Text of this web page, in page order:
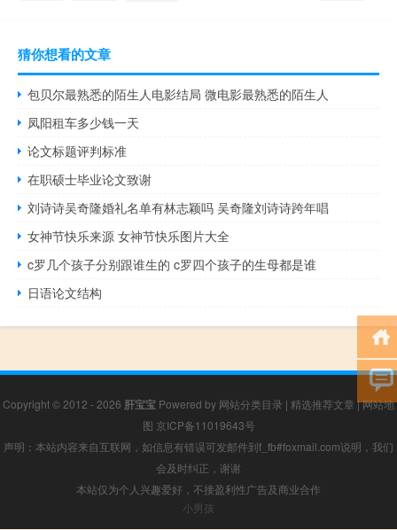
猜你想看的文章
包贝尔最熟悉的陌生人电影结局 微电影最熟悉的陌生人
凤阳租车多少钱一天
论文标题评判标准
在职硕士毕业论文致谢
刘诗诗吴奇隆婚礼名单有林志颖吗 吴奇隆刘诗诗跨年唱
女神节快乐来源 女神节快乐图片大全
c罗几个孩子分别跟谁生的 c罗四个孩子的生母都是谁
日语论文结构
Copyright © 2012 - 2026 肝宝宝 Powered by 网站分类目录 | 精选推荐文章 |网站地
图 京ICP备11019643号
声明：本站内容来自互联网，如信息有错误可发邮件到f_fb#foxmail.com说明，我们
会及时纠正，谢谢
本站仅为个人兴趣爱好，不接盈利性广告及商业合作
小男孩